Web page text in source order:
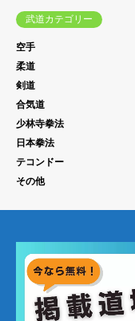
武道カテゴリー
空手
柔道
剣道
合気道
少林寺拳法
日本拳法
テコンドー
その他